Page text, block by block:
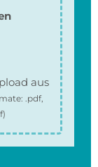
aus
.pdf,
)